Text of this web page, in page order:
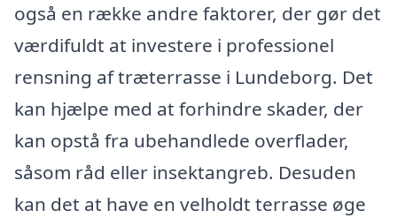
også en række andre faktorer, der gør det
værdifuldt at investere i professionel
rensning af træterrasse i Lundeborg. Det
kan hjælpe med at forhindre skader, der
kan opstå fra ubehandlede overflader,
såsom råd eller insektangreb. Desuden
kan det at have en velholdt terrasse øge